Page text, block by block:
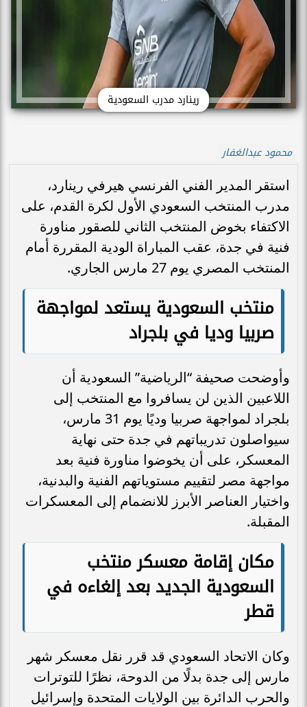
رينارد مدرب السعودية
محمود عبدالغفار
استقر المدير الفني الفرنسي هيرفي رينارد،
مدرب المنتخب السعودي الأول لكرة القدم، على
الاكتفاء بخوض المنتخب الثاني للصقور مناورة
فنية في جدة، عقب المباراة الودية المقررة أمام
المنتخب المصري يوم 27 مارس الجاري.
منتخب السعودية يستعد لمواجهة
صربيا وديا في بلجراد
وأوضحت صحيفة “الرياضية” السعودية أن
اللاعبين الذين لن يسافروا مع المنتخب إلى
بلجراد لمواجهة صربيا وديًا يوم 31 مارس،
سيواصلون تدريباتهم في جدة حتى نهاية
المعسكر، على أن يخوضوا مناورة فنية بعد
مواجهة مصر لتقييم مستوياتهم الفنية والبدنية،
واختيار العناصر الأبرز للانضمام إلى المعسكرات
المقبلة.
مكان إقامة معسكر منتخب
السعودية الجديد بعد إلغاءه في
قطر
وكان الاتحاد السعودي قد قرر نقل معسكر شهر
مارس إلى جدة بدلًا من الدوحة، نظرًا للتوترات
والحرب الدائرة بين الولايات المتحدة وإسرائيل